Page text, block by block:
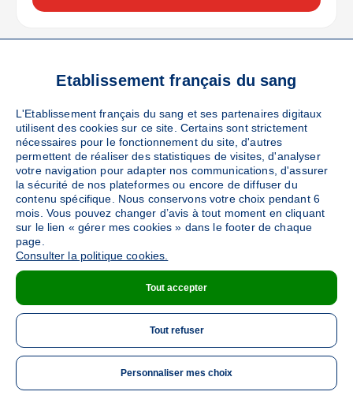
ME
Etablissement français du sang
L'Etablissement français du sang et ses partenaires digitaux
utilisent des cookies sur ce site. Certains sont strictement
nécessaires pour le fonctionnement du site, d'autres
permettent de réaliser des statistiques de visites, d'analyser
votre navigation pour adapter nos communications, d'assurer
la sécurité de nos plateformes ou encore de diffuser du
contenu spécifique. Nous conservons votre choix pendant 6
mois. Vous pouvez changer d’avis à tout moment en cliquant
sur le lien « gérer mes cookies » dans le footer de chaque
page.
Consulter la politique cookies.
Tout accepter
Tout refuser
Personnaliser mes choix